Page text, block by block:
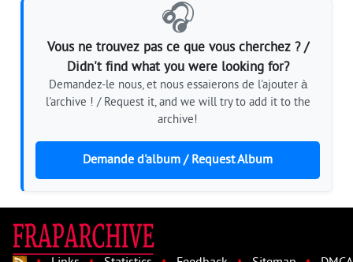
🎧
Vous ne trouvez pas ce que vous cherchez ? /
Didn't find what you were looking for?
Demandez-le nous, et nous essaierons de l'ajouter à
l'archive ! / Request it, and we will try to add it to the
archive!
Demande d'album / Request Album